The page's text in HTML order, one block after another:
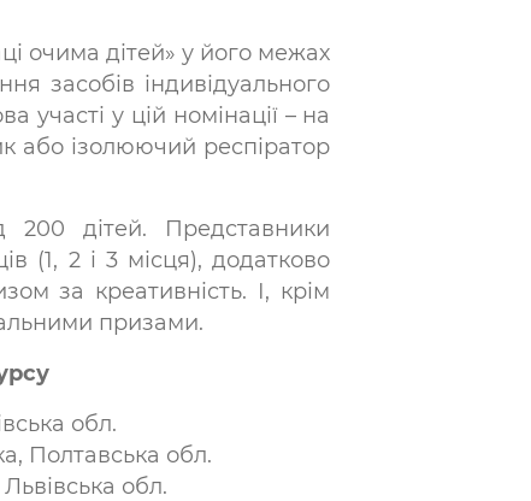
очима дітей» у його межах
засобів індивідуального
участі у цій номінації – на
або ізолюючий респіратор
200 дітей. Представники
(1, 2 і 3 місця), додатково
за креативність. І, крім
призами.
обл.
Полтавська обл.
Львівська обл.